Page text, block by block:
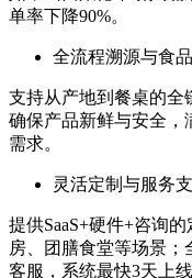
单率下降90%。
全流程溯源与食品
支持从产地到餐桌的全
确保产品新鲜与安全，
需求。
灵活定制与服务支
提供SaaS+硬件+咨询
房、团膳食堂等场景；
客服，系统最快3天上线